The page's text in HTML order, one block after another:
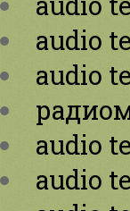
audio
audio
audio
audio